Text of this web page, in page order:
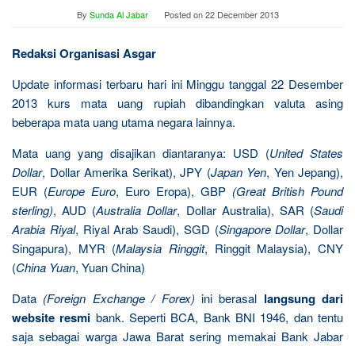
By Sunda Al Jabar Posted on22 December 2013
Redaksi Organisasi Asgar
Update informasi terbaru hari ini Minggu tanggal 22 Desember
2013 kurs mata uang rupiah dibandingkan valuta asing
beberapa mata uang utama negara lainnya.
Mata uang yang disajikan diantaranya: USD (United States
Dollar, Dollar Amerika Serikat), JPY (Japan Yen, Yen Jepang),
EUR (Europe Euro, Euro Eropa), GBP (Great British Pound
sterling), AUD (Australia Dollar, Dollar Australia), SAR (Saudi
Arabia Riyal, Riyal Arab Saudi), SGD (Singapore Dollar, Dollar
Singapura), MYR (Malaysia Ringgit, Ringgit Malaysia), CNY
(China Yuan, Yuan China)
Data (Foreign Exchange / Forex) ini berasal langsung dari
website resmi bank. Seperti BCA, Bank BNI 1946, dan tentu
saja sebagai warga Jawa Barat sering memakai Bank Jabar